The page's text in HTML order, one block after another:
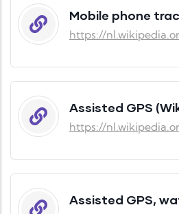
Mobile phone
https://
Assisted GPS
https://
Assisted GPS,